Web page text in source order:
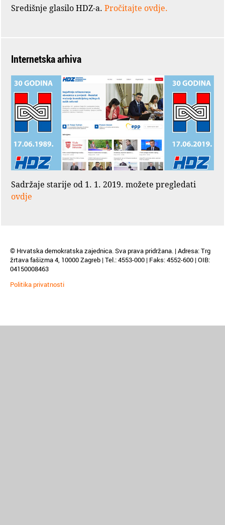
Središnje glasilo HDZ-a. Pročitajte ovdje.
Internetska arhiva
Sadržaje starije od 1. 1. 2019. možete pregledati
ovdje
© Hrvatska demokratska zajednica. Sva prava pridržana. | Adresa: Trg
žrtava fašizma 4, 10000 Zagreb | Tel.: 4553-000 | Faks: 4552-600 | OIB:
04150008463
Politika privatnosti